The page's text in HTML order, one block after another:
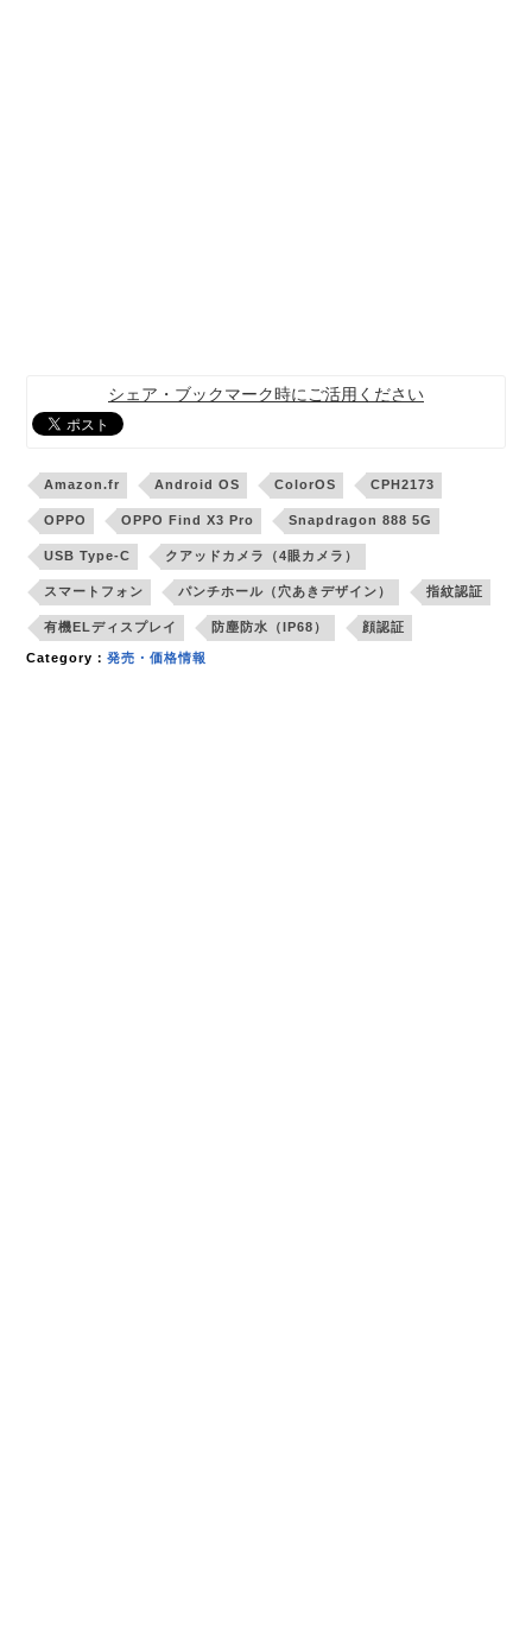
シェア・ブックマーク時にご活用ください
Amazon.fr Android OS ColorOS CPH2173
OPPO OPPO Find X3 Pro Snapdragon 888 5G
USB Type-C クアッドカメラ（4眼カメラ）
スマートフォン パンチホール（穴あきデザイン） 指紋認証
有機ELディスプレイ 防塵防水（IP68） 顔認証
Category：発売・価格情報